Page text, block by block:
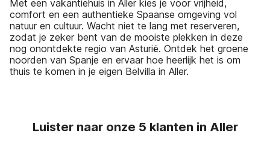
Met een vakantiehuis in Aller kies je voor vrijheid,
comfort en een authentieke Spaanse omgeving vol
natuur en cultuur. Wacht niet te lang met reserveren,
zodat je zeker bent van de mooiste plekken in deze
nog onontdekte regio van Asturië. Ontdek het groene
noorden van Spanje en ervaar hoe heerlijk het is om
thuis te komen in je eigen Belvilla in Aller.
Luister naar onze 5 klanten in Aller